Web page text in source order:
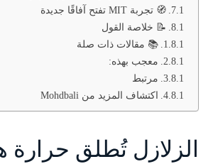
🧭 تجربة MIT تفتح آفاقًا جديدة
📝 خلاصة القول
📚 مقالات ذات صلة
معجب بهذه:
مرتبط
اكتشاف المزيد من Mohdbali
الزلازل تُطلق حرارة